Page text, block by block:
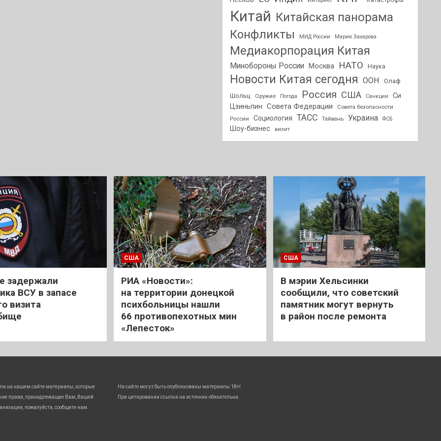
Китай Китайская панорама
Конфликты
МИД России Мария Захарова
Медиакорпорация Китая
Минобороны России Москва НАТО Наука
Новости Китая сегодня ООН
Олаф
Шольц
Оружие Погода Россия США Санкции
Си
Цзиньпин
Совета Федерации
Совета безопасности
России
Социология ТАСС Тайвань Украина ФСБ
Шоу-бизнес визит
задержали
ВСУ в запасе
визита
США
РИА «Новости»:
на территории донецкой
психбольницы нашли
66 противопехотных мин
«Лепесток»
США
В мэрии Хельсинки
сообщили, что советский
памятник могут вернуть
в район после ремонта
на нашем сайте материалы, которые
права, принадлежащие Вам, Вашей
пожалуйста, сообщите нам.
На сайте могут быть опубликованы материалы 18+!
При цитировании ссылка на источник обязательна.